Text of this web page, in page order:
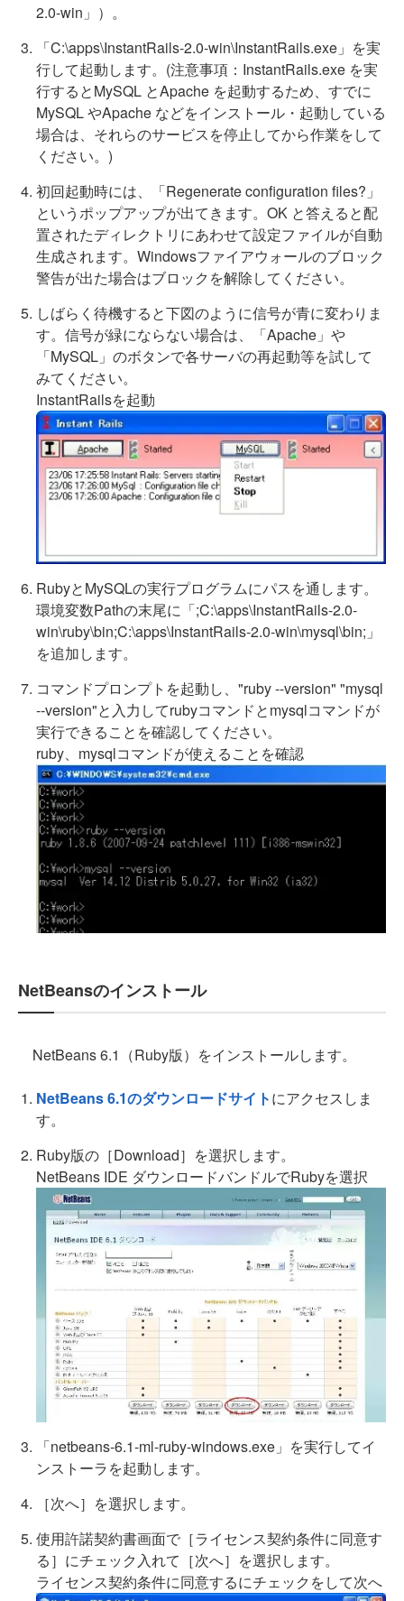
2.0-win」）。
「C:\apps\InstantRails-2.0-win\InstantRails.exe」を実
行して起動します。(注意事項：InstantRails.exe を実
行するとMySQL とApache を起動するため、すでに
MySQL やApache などをインストール・起動している
場合は、それらのサービスを停止してから作業をして
ください。)
初回起動時には、「Regenerate configuration files?」
というポップアップが出てきます。OK と答えると配
置されたディレクトリにあわせて設定ファイルが自動
生成されます。Windowsファイアウォールのブロック
警告が出た場合はブロックを解除してください。
しばらく待機すると下図のように信号が青に変わりま
す。信号が緑にならない場合は、「Apache」や
「MySQL」のボタンで各サーバの再起動等を試して
みてください。
InstantRailsを起動
RubyとMySQLの実行プログラムにパスを通します。
環境変数Pathの末尾に「;C:\apps\InstantRails-2.0-
win\ruby\bin;C:\apps\InstantRails-2.0-win\mysql\bin;」
を追加します。
コマンドプロンプトを起動し、"ruby --version" "mysql
--version"と入力してrubyコマンドとmysqlコマンドが
実行できることを確認してください。
ruby、mysqlコマンドが使えることを確認
NetBeansのインストール
NetBeans 6.1（Ruby版）をインストールします。
NetBeans 6.1のダウンロードサイトにアクセスしま
す。
Ruby版の［Download］を選択します。
NetBeans IDE ダウンロードバンドルでRubyを選択
「netbeans-6.1-ml-ruby-windows.exe」を実行してイ
ンストーラを起動します。
［次へ］を選択します。
使用許諾契約書画面で［ライセンス契約条件に同意す
る］にチェック入れて［次へ］を選択します。
ライセンス契約条件に同意するにチェックをして次へ